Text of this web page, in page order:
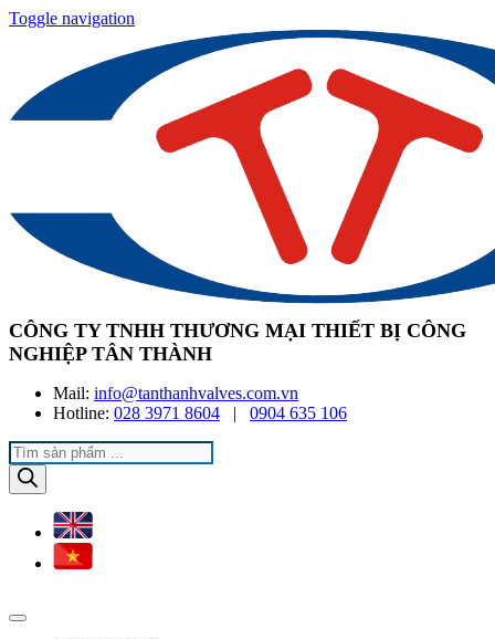
Toggle navigation
CÔNG TY TNHH THƯƠNG MẠI THIẾT BỊ CÔNG
NGHIỆP TÂN THÀNH
Mail: info@tanthanhvalves.com.vn
Hotline: 028 3971 8604 | 0904 635 106
Products
search